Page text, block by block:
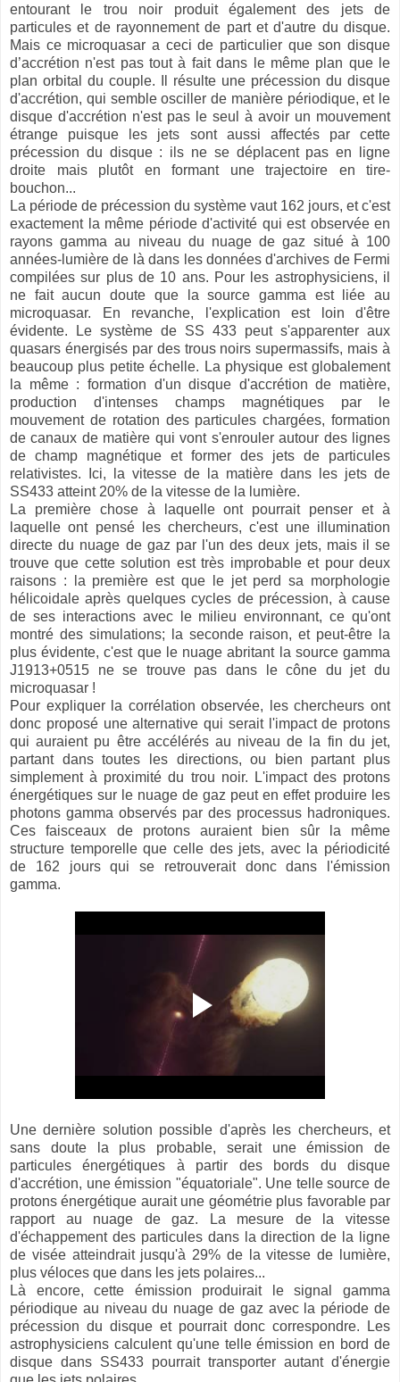
entourant le trou noir produit également des jets de
particules et de rayonnement de part et d'autre du disque.
Mais ce microquasar a ceci de particulier que son disque
d’accrétion n'est pas tout à fait dans le même plan que le
plan orbital du couple. Il résulte une précession du disque
d'accrétion, qui semble osciller de manière périodique, et le
disque d'accrétion n'est pas le seul à avoir un mouvement
étrange puisque les jets sont aussi affectés par cette
précession du disque : ils ne se déplacent pas en ligne
droite mais plutôt en formant une trajectoire en tire-
bouchon...
La période de précession du système vaut 162 jours, et c'est
exactement la même période d'activité qui est observée en
rayons gamma au niveau du nuage de gaz situé à 100
années-lumière de là dans les données d'archives de Fermi
compilées sur plus de 10 ans. Pour les astrophysiciens, il
ne fait aucun doute que la source gamma est liée au
microquasar. En revanche, l'explication est loin d'être
évidente. Le système de SS 433 peut s'apparenter aux
quasars énergisés par des trous noirs supermassifs, mais à
beaucoup plus petite échelle. La physique est globalement
la même : formation d'un disque d'accrétion de matière,
production d'intenses champs magnétiques par le
mouvement de rotation des particules chargées, formation
de canaux de matière qui vont s'enrouler autour des lignes
de champ magnétique et former des jets de particules
relativistes. Ici, la vitesse de la matière dans les jets de
SS433 atteint 20% de la vitesse de la lumière.
La première chose à laquelle ont pourrait penser et à
laquelle ont pensé les chercheurs, c'est une illumination
directe du nuage de gaz par l'un des deux jets, mais il se
trouve que cette solution est très improbable et pour deux
raisons : la première est que le jet perd sa morphologie
hélicoidale après quelques cycles de précession, à cause
de ses interactions avec le milieu environnant, ce qu'ont
montré des simulations; la seconde raison, et peut-être la
plus évidente, c'est que le nuage abritant la source gamma
J1913+0515 ne se trouve pas dans le cône du jet du
microquasar !
Pour expliquer la corrélation observée, les chercheurs ont
donc proposé une alternative qui serait l'impact de protons
qui auraient pu être accélérés au niveau de la fin du jet,
partant dans toutes les directions, ou bien partant plus
simplement à proximité du trou noir. L'impact des protons
énergétiques sur le nuage de gaz peut en effet produire les
photons gamma observés par des processus hadroniques.
Ces faisceaux de protons auraient bien sûr la même
structure temporelle que celle des jets, avec la périodicité
de 162 jours qui se retrouverait donc dans l'émission
gamma.
Une dernière solution possible d'après les chercheurs, et
sans doute la plus probable, serait une émission de
particules énergétiques à partir des bords du disque
d'accrétion, une émission "équatoriale". Une telle source de
protons énergétique aurait une géométrie plus favorable par
rapport au nuage de gaz. La mesure de la vitesse
d'échappement des particules dans la direction de la ligne
de visée atteindrait jusqu'à 29% de la vitesse de lumière,
plus véloces que dans les jets polaires...
Là encore, cette émission produirait le signal gamma
périodique au niveau du nuage de gaz avec la période de
précession du disque et pourrait donc correspondre. Les
astrophysiciens calculent qu'une telle émission en bord de
disque dans SS433 pourrait transporter autant d'énergie